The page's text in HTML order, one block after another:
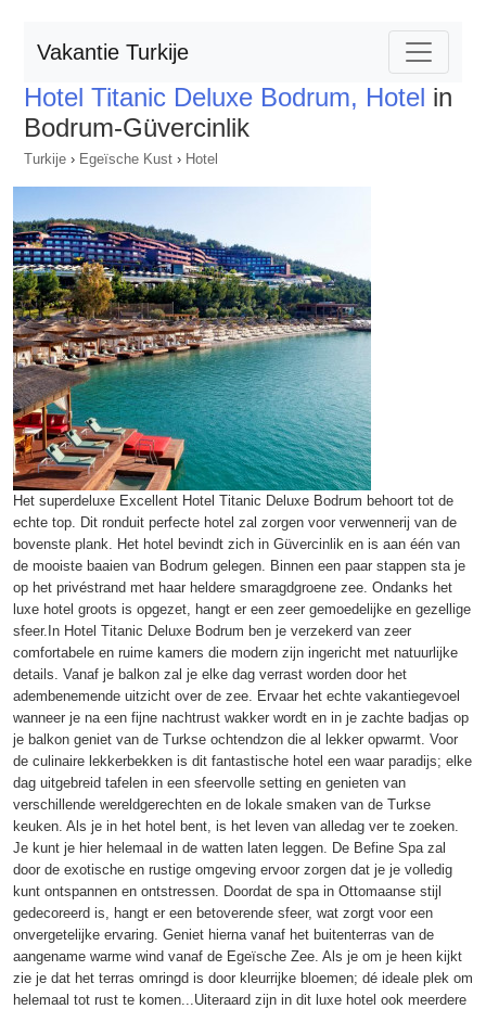
Vakantie Turkije
Hotel Titanic Deluxe Bodrum, Hotel in
Bodrum-Güvercinlik
Turkije › Egeïsche Kust › Hotel
Het superdeluxe Excellent Hotel Titanic Deluxe Bodrum behoort tot de
echte top. Dit ronduit perfecte hotel zal zorgen voor verwennerij van de
bovenste plank. Het hotel bevindt zich in Güvercinlik en is aan één van
de mooiste baaien van Bodrum gelegen. Binnen een paar stappen sta je
op het privéstrand met haar heldere smaragdgroene zee. Ondanks het
luxe hotel groots is opgezet, hangt er een zeer gemoedelijke en gezellige
sfeer.In Hotel Titanic Deluxe Bodrum ben je verzekerd van zeer
comfortabele en ruime kamers die modern zijn ingericht met natuurlijke
details. Vanaf je balkon zal je elke dag verrast worden door het
adembenemende uitzicht over de zee. Ervaar het echte vakantiegevoel
wanneer je na een fijne nachtrust wakker wordt en in je zachte badjas op
je balkon geniet van de Turkse ochtendzon die al lekker opwarmt. Voor
de culinaire lekkerbekken is dit fantastische hotel een waar paradijs; elke
dag uitgebreid tafelen in een sfeervolle setting en genieten van
verschillende wereldgerechten en de lokale smaken van de Turkse
keuken. Als je in het hotel bent, is het leven van alledag ver te zoeken.
Je kunt je hier helemaal in de watten laten leggen. De Befine Spa zal
door de exotische en rustige omgeving ervoor zorgen dat je je volledig
kunt ontspannen en ontstressen. Doordat de spa in Ottomaanse stijl
gedecoreerd is, hangt er een betoverende sfeer, wat zorgt voor een
onvergetelijke ervaring. Geniet hierna vanaf het buitenterras van de
aangename warme wind vanaf de Egeïsche Zee. Als je om je heen kijkt
zie je dat het terras omringd is door kleurrijke bloemen; dé ideale plek om
helemaal tot rust te komen...Uiteraard zijn in dit luxe hotel ook meerdere